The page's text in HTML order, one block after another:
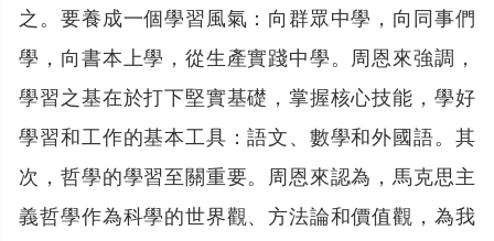
之。要養成一個學習風氣：向群眾中學，向同事們
學，向書本上學，從生產實踐中學。周恩來強調，
學習之基在於打下堅實基礎，掌握核心技能，學好
學習和工作的基本工具：語文、數學和外國語。其
次，哲學的學習至關重要。周恩來認為，馬克思主
義哲學作為科學的世界觀、方法論和價值觀，為我